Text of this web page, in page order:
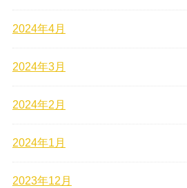
2024年4月
2024年3月
2024年2月
2024年1月
2023年12月